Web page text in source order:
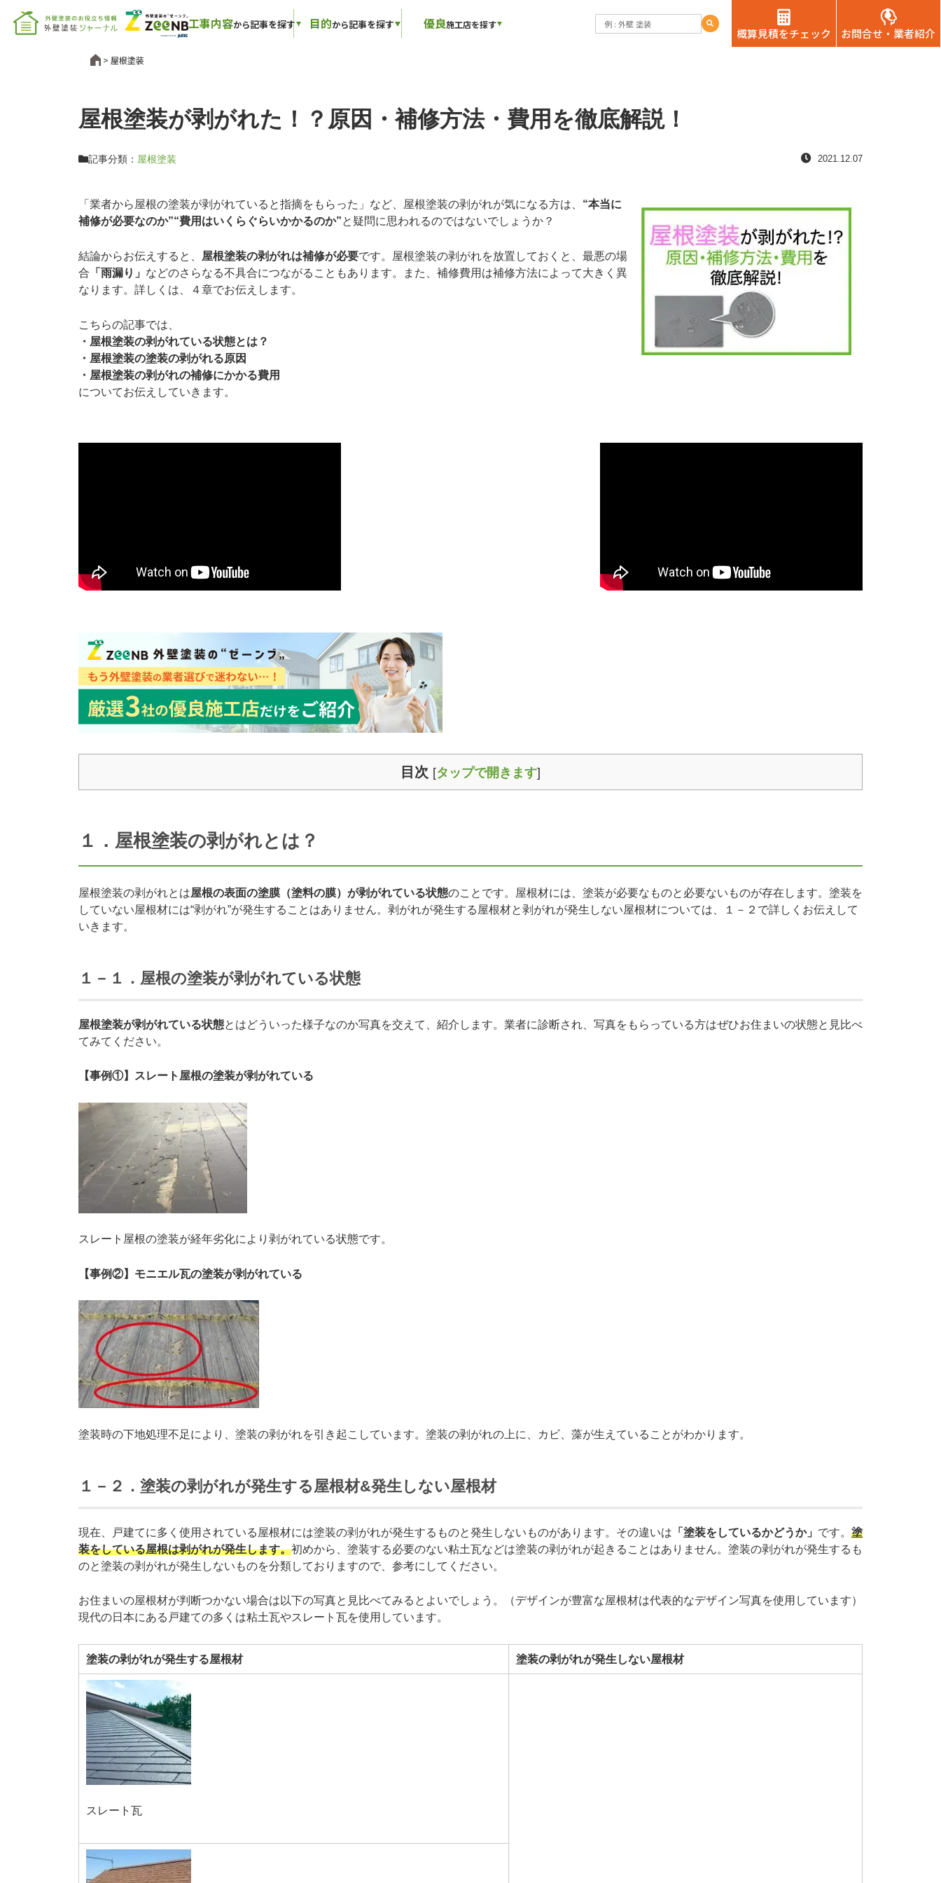
工事内容から記事を探す 目的から記事を探す 優良施工店を探す
概算見積をチェック お問合せ・業者紹介
屋根塗装
屋根塗装が剥がれた！？原因・補修方法・費用を徹底解説！
記事分類： 屋根塗装 2021.12.07
「業者から屋根の塗装が剥がれていると指摘をもらった」など、屋根塗装の剥がれが気になる方は、 “本当に
補修が必要なのか”“費用はいくらぐらいかかるのか”と疑問に思われるのではないでしょうか？
結論からお伝えすると、 屋根塗装の剥がれは補修が必要です。屋根塗装の剥がれを放置しておくと、最悪の場
合 「雨漏り」 などのさらなる不具合につながることもあります。また、補修費用は補修方法によって大きく異
なります。詳しくは、４章でお伝えします。
こちらの記事では、
・屋根塗装の剥がれている状態とは？
・屋根塗装の塗装の剥がれる原因
・屋根塗装の剥がれの補修にかかる費用
についてお伝えしていきます。
目次 [タップで開きます]
１．屋根塗装の剥がれとは？
屋根塗装の剥がれとは屋根の表面の塗膜（塗料の膜）が剥がれている状態のことです。屋根材には、塗装が必要なものと必要ないものが存在します。塗装を
していない屋根材には“剥がれ”が発生することはありません。剥がれが発生する屋根材と剥がれが発生しない屋根材については、１－２で詳しくお伝えして
いきます。
１－１．屋根の塗装が剥がれている状態
屋根塗装が剥がれている状態とはどういった様子なのか写真を交えて、紹介します。業者に診断され、写真をもらっている方はぜひお住まいの状態と見比べ
てみてください。
【事例①】スレート屋根の塗装が剥がれている
スレート屋根の塗装が経年劣化により剥がれている状態です。
【事例②】モニエル瓦の塗装が剥がれている
塗装時の下地処理不足により、塗装の剥がれを引き起こしています。塗装の剥がれの上に、カビ、藻が生えていることがわかります。
１－２．塗装の剥がれが発生する屋根材&発生しない屋根材
現在、戸建てに多く使用されている屋根材には塗装の剥がれが発生するものと発生しないものがあります。その違いは 「塗装をしているかどうか」 です。 塗
装をしている屋根は剥がれが発生します。初めから、塗装する必要のない粘土瓦などは塗装の剥がれが起きることはありません。塗装の剥がれが発生するも
のと塗装の剥がれが発生しないものを分類しておりますので、参考にしてください。
お住まいの屋根材が判断つかない場合は以下の写真と見比べてみるとよいでしょう。（デザインが豊富な屋根材は代表的なデザイン写真を使用しています）
現代の日本にある戸建ての多くは粘土瓦やスレート瓦を使用しています。
塗装の剥がれが発生する屋根材 塗装の剥がれが発生しない屋根材
スレート瓦